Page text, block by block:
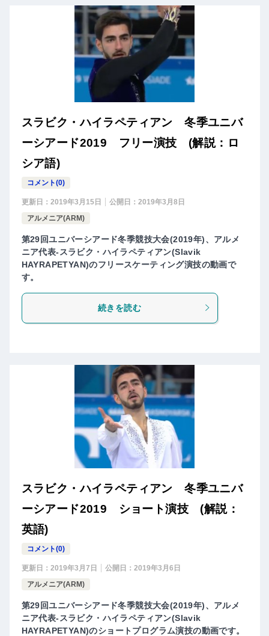
スラビク・ハイラペティアン 冬季ユニバ
ーシアード2019 フリー演技 (解説：ロ
シア語)
コメント(0)
更新日： 2019年3月15日 公開日： 2019年3月8日
アルメニア(ARM)
第29回ユニバーシアード冬季競技大会(2019年)、アルメ
ニア代表-スラビク・ハイラペティアン(Slavik
HAYRAPETYAN)のフリースケーティング演技の動画で
す。
続きを読む
スラビク・ハイラペティアン 冬季ユニバ
ーシアード2019 ショート演技 (解説：
英語)
コメント(0)
更新日： 2019年3月7日 公開日： 2019年3月6日
アルメニア(ARM)
第29回ユニバーシアード冬季競技大会(2019年)、アルメ
ニア代表-スラビク・ハイラペティアン(Slavik
HAYRAPETYAN)のショートプログラム演技の動画です。